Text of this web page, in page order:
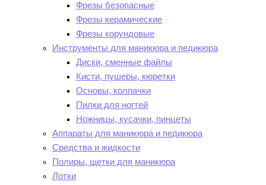
Фрезы безопасные
Фрезы керамические
Фрезы корундовые
Инструменты для маникюра и педикюра
Диски, сменные файлы
Кисти, пушеры, кюретки
Основы, колпачки
Пилки для ногтей
Ножницы, кусачки, пинцеты
Аппараты для маникюра и педикюра
Средства и жидкости
Полиры, щетки для маникюра
Лотки